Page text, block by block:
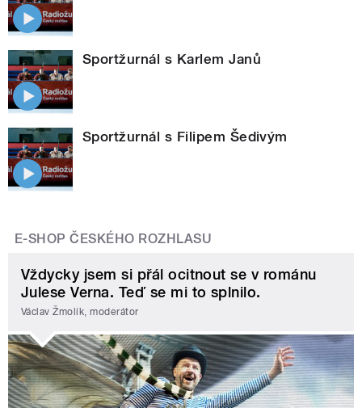
Sportžurnál s Karlem Janů
Sportžurnál s Filipem Šedivým
E-SHOP ČESKÉHO ROZHLASU
Vždycky jsem si přál ocitnout se v románu
Julese Verna. Teď se mi to splnilo.
Václav Žmolík, moderátor